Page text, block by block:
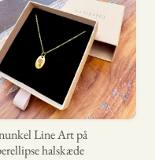
Line Art på
halskæde